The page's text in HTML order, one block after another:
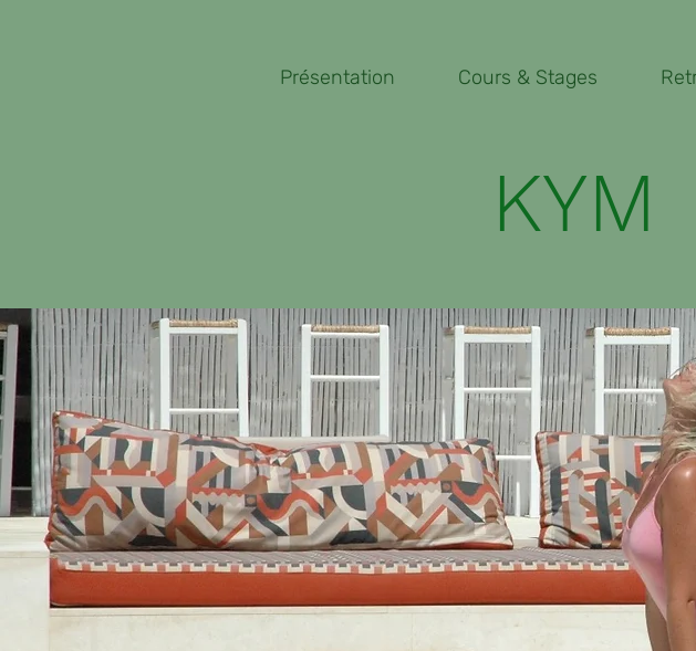
Présentation Cours & Stages
KYM